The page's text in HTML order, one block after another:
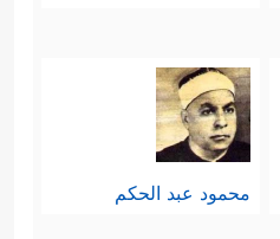
محمود عبد الحكم